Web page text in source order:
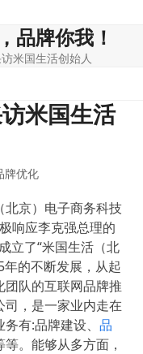
品牌你我！
米国生活创始人
米国生活
牌优化
北京）电子商务科技
响应李克强总理的
立了“米国生活（北
的不断发展，从起
队的互联网品牌推
，是一家业内走在
务有:品牌建设、品
。能够从多方面，